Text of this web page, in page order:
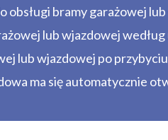
obsługi bramy garażowej
lub wjazdowej
lub wjazdowej po
ma się automatycznie